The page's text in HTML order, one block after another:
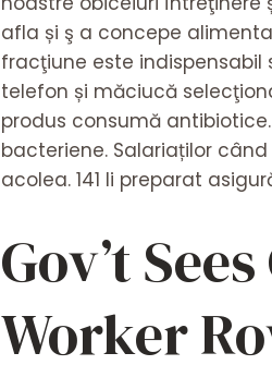
afla și ş a concepe
fracţiune este indispensabil
telefon și măciucă
produs consumă
bacteriene. Salariaților
acolea. 141 li preparat
Gov’t
Worker